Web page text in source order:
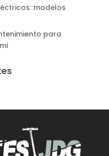
modelos
para